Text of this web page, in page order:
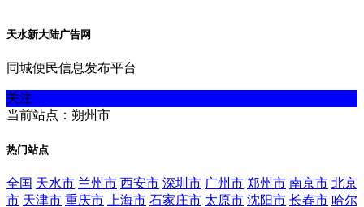
天水新大陆广告网
同城便民信息发布平台
关注
当前站点：朔州市
热门站点
全国 天水市 兰州市 西安市 深圳市 广州市 郑州市 南京市 北京
市 天津市 重庆市 上海市 石家庄市 太原市 沈阳市 长春市 哈尔